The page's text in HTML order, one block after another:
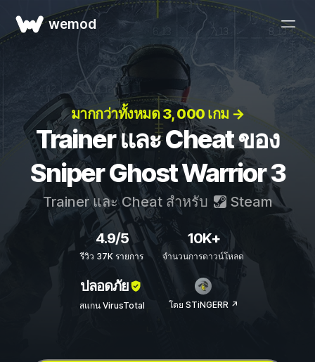
wemod
มากกว่าทั้งหมด 3, 000 เกม →
Trainer และ Cheat ของ
Sniper Ghost Warrior 3
Trainer และ Cheat สำหรับ Steam
4.9/5
รีวิว 37K รายการ
10K+
จำนวนการดาวน์โหลด
ปลอดภัย
สแกน VirusTotal โดย STiNGERR ↗